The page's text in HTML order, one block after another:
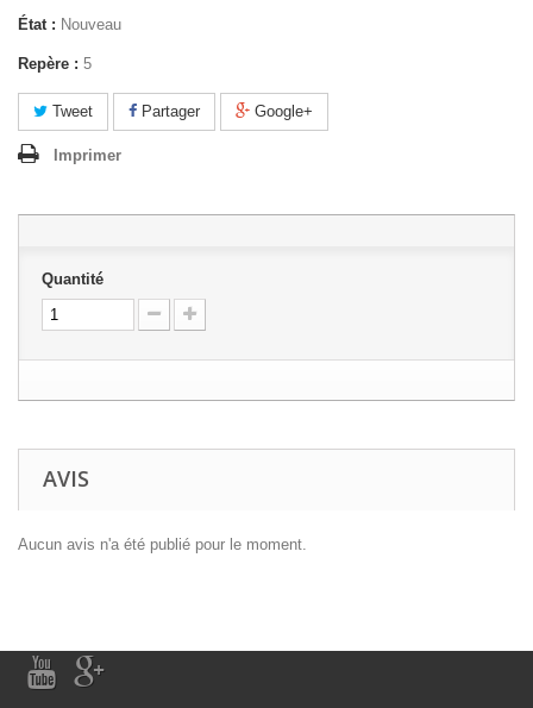
État : Nouveau
Repère : 5
Tweet Partager Google+
Imprimer
Quantité
AVIS
Aucun avis n'a été publié pour le moment.